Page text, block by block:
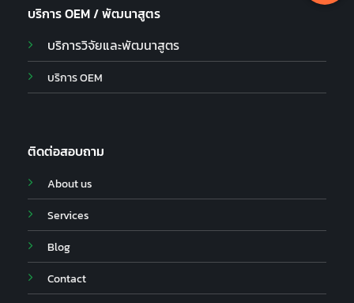
บริการ OEM / พัฒนาสูตร
บริการวิจัยและพัฒนาสูตร
บริการ OEM
ติดต่อสอบถาม
About us
Services
Blog
Contact